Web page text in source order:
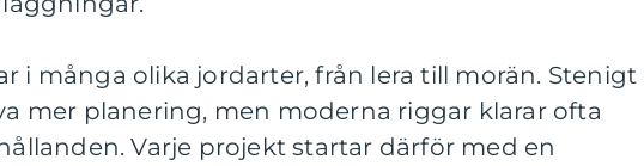
i många olika jordarter, från lera till morän. Stenigt
mer planering, men moderna riggar klarar ofta
Varje projekt startar därför med en